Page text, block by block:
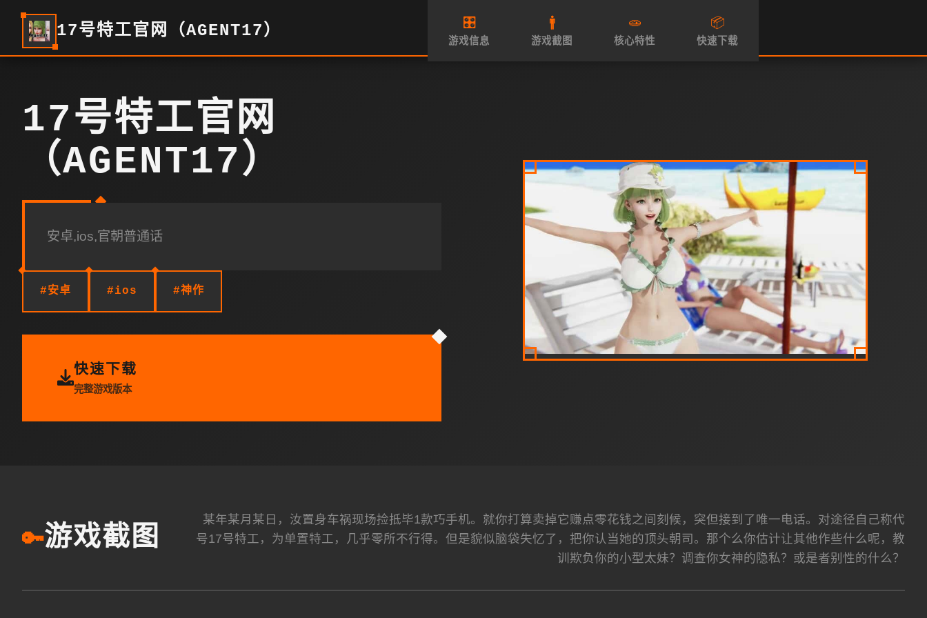
17号特工官网（AGENT17） 🎛️
游戏信息
🚹
游戏截图
🧫
核心特性
📦
快速下载
17号特工官网
（AGENT17）
安卓,ios,官朝普通话
#安卓 #ios #神作
快速下载
完整游戏版本
🔑游戏截图
某年某月某日，汝置身车祸现场捡抵毕1款巧手机。就你打算卖掉它赚点零花钱之间刻候，突但接到了唯一电话。对途径自己称代
号17号特工，为单置特工，几乎零所不行得。但是貌似脑袋失忆了，把你认当她的顶头朝司。那个么你估计让其他作些什么呢，教
训欺负你的小型太妹？调查你女神的隐私？或是者别性的什么？